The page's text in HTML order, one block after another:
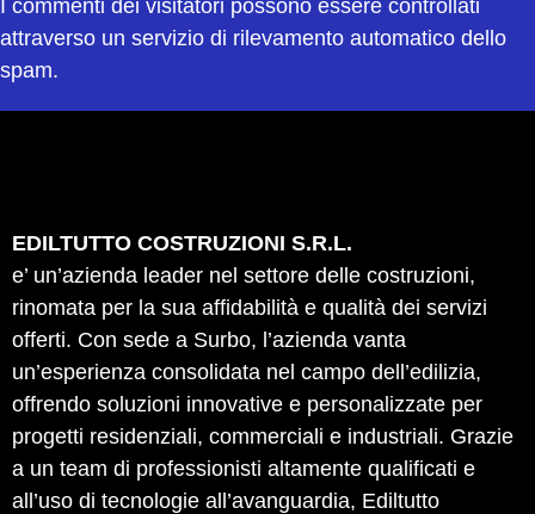
I commenti dei visitatori possono essere controllati
attraverso un servizio di rilevamento automatico dello
spam.
EDILTUTTO COSTRUZIONI S.R.L.
e’ un’azienda leader nel settore delle costruzioni,
rinomata per la sua affidabilità e qualità dei servizi
offerti. Con sede a Surbo, l’azienda vanta
un’esperienza consolidata nel campo dell’edilizia,
offrendo soluzioni innovative e personalizzate per
progetti residenziali, commerciali e industriali. Grazie
a un team di professionisti altamente qualificati e
all’uso di tecnologie all’avanguardia, Ediltutto